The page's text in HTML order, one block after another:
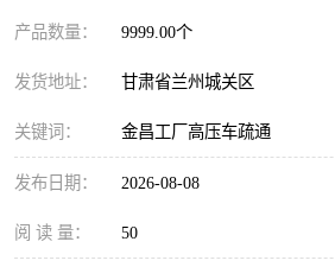
产品数量： 9999.00个
发货地址： 甘肃省兰州城关区
关键词： 金昌工厂高压车疏通
发布日期： 2026-08-08
阅 读 量： 50